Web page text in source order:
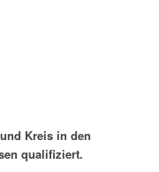
Kreis in den
qualifiziert.